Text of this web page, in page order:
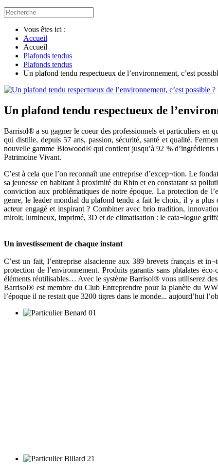
Vous êtes ici :
Accueil
Accueil
Plafonds tendus
Plafonds tendus
Un plafond tendu respectueux de l’environnement, c’est
Un plafond tendu respectueux de
Barrisol® a su gagner le coeur des professionnels et particuliers en
qui distille, depuis 57 ans, passion, sécurité, santé et qualité.
nouvelle gamme Biowood® qui contient jusqu’à 92 % d’ingrédients
Patrimoine Vivant.
C’est à cela que l’on reconnaît une entreprise d’excep¬tion. Le
sa jeunesse en habitant à proximité du Rhin et en constatant sa
conviction aux problématiques de notre époque. La protection de
genre, le leader mondial du plafond tendu a fait le choix, il y a
acteur engagé et inspirant ? Combiner avec brio tradition,
miroir, lumineux, imprimé, 3D et de climatisation : le cata¬logue
Un investissement de chaque instant
C’est un fait, l’entreprise alsacienne aux 389 brevets français et
protection de l’environnement. Produits garantis sans phtalates
éléments réutilisables… Avec le système Barrisol® vous utiliserez
Barrisol® est membre du Club Entreprendre pour la planète du
l’époque il ne restait que 3200 tigres dans le monde... aujourd’hui